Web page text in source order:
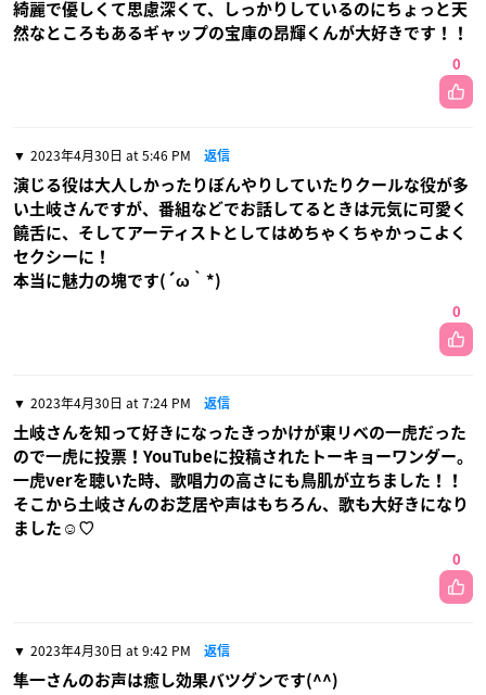
綺麗で優しくて思慮深くて、しっかりしているのにちょっと天
然なところもあるギャップの宝庫の昂輝くんが大好きです！！
0
2023年4月30日 at 5:46 PM 返信
演じる役は大人しかったりぼんやりしていたりクールな役が多
い土岐さんですが、番組などでお話してるときは元気に可愛く
饒舌に、そしてアーティストとしてはめちゃくちゃかっこよく
セクシーに！
本当に魅力の塊です(⁠⁠´⁠ω⁠｀*⁠)
0
2023年4月30日 at 7:24 PM 返信
土岐さんを知って好きになったきっかけが東リべの一虎だった
ので一虎に投票！YouTubeに投稿されたトーキョーワンダー。
一虎verを聴いた時、歌唱力の高さにも鳥肌が立ちました！！
そこから土岐さんのお芝居や声はもちろん、歌も大好きになり
ました☺︎♡
0
2023年4月30日 at 9:42 PM 返信
隼一さんのお声は癒し効果バツグンです(^^)